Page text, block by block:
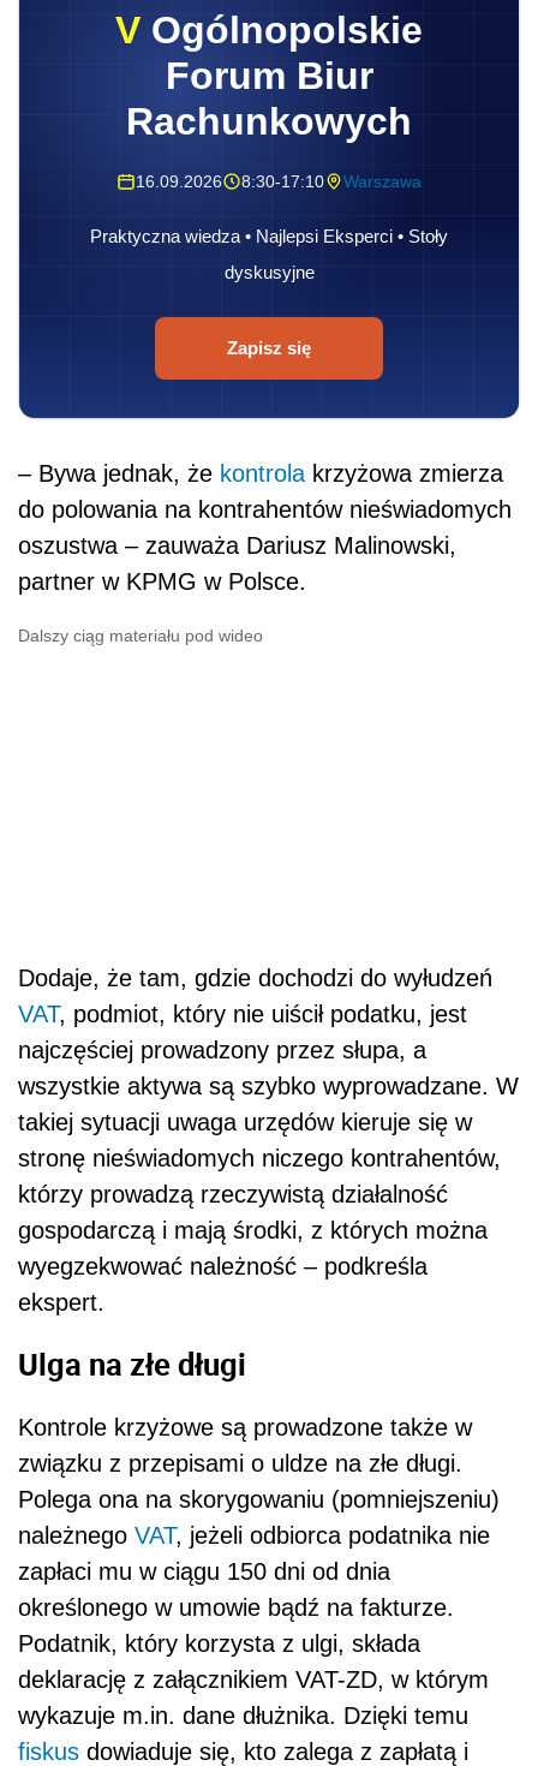
V Ogólnopolskie
Forum Biur
Rachunkowych
16.09.2026 8:30-17:10 Warszawa
Praktyczna wiedza • Najlepsi Eksperci • Stoły
dyskusyjne
Zapisz się
– Bywa jednak, że kontrola krzyżowa zmierza
do polowania na kontrahentów nieświadomych
oszustwa – zauważa Dariusz Malinowski,
partner w KPMG w Polsce.
Dalszy ciąg materiału pod wideo
Dodaje, że tam, gdzie dochodzi do wyłudzeń
VAT, podmiot, który nie uiścił podatku, jest
najczęściej prowadzony przez słupa, a
wszystkie aktywa są szybko wyprowadzane. W
takiej sytuacji uwaga urzędów kieruje się w
stronę nieświadomych niczego kontrahentów,
którzy prowadzą rzeczywistą działalność
gospodarczą i mają środki, z których można
wyegzekwować należność – podkreśla
ekspert.
Ulga na złe długi
Kontrole krzyżowe są prowadzone także w
związku z przepisami o uldze na złe długi.
Polega ona na skorygowaniu (pomniejszeniu)
należnego VAT, jeżeli odbiorca podatnika nie
zapłaci mu w ciągu 150 dni od dnia
określonego w umowie bądź na fakturze.
Podatnik, który korzysta z ulgi, składa
deklarację z załącznikiem VAT-ZD, w którym
wykazuje m.in. dane dłużnika. Dzięki temu
fiskus dowiaduje się, kto zalega z zapłatą i